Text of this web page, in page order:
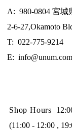
A: 980-0804 宮城
2-6-27,Okamoto
T: 022-775-9214
E:
Shop Hours
(11:00 - 12:00 ,